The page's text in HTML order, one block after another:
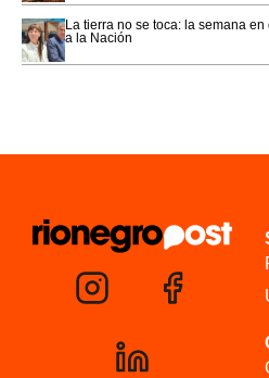
La tierra no se toca: la semana
a la Nación